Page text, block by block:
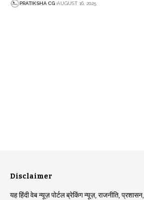
PRATIKSHA CG AUGUST 16, 2025
Disclaimer
यह हिंदी वेब न्यूज़ पोर्टल ब्रेकिंग न्यूज़, राजनीति,